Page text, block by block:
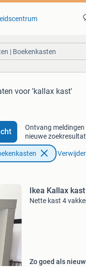
| Boekenkasten
voor 'kallax kast'
Ontvang meldingen
nieuwe
Ikea Kallax kast
Nette kast 4
Zo goed als nieuw